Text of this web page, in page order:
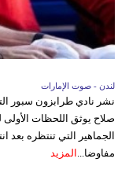
لندن - صوت الإمارات
نشر نادي طرابزون سبور
صلاح يوثق اللحظات
الجماهير التي تنتظره بعد
مفاوضا... المزيد